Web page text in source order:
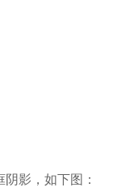
影，如下图：